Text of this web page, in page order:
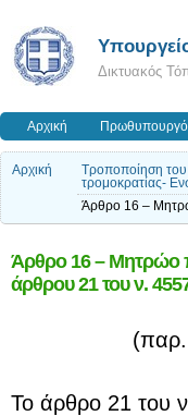
Δικτυακός
Αρχική
Αρχική
Τροποποίηση του
τρομοκρατίας-
Άρθρο 16 –
Άρθρο 16 – Μητρώο
άρθρου 21 του ν.
Το άρθρο 21 του